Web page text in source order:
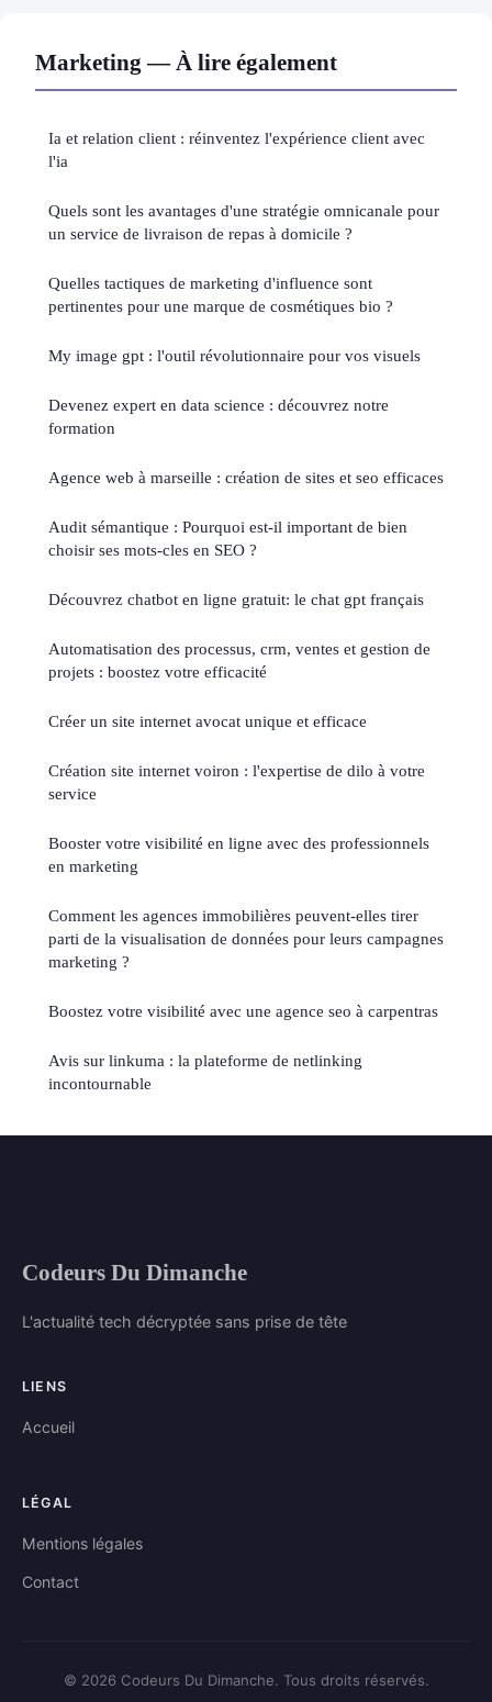
Marketing — À lire également
Ia et relation client : réinventez l'expérience client avec
l'ia
Quels sont les avantages d'une stratégie omnicanale pour
un service de livraison de repas à domicile ?
Quelles tactiques de marketing d'influence sont
pertinentes pour une marque de cosmétiques bio ?
My image gpt : l'outil révolutionnaire pour vos visuels
Devenez expert en data science : découvrez notre
formation
Agence web à marseille : création de sites et seo efficaces
Audit sémantique : Pourquoi est-il important de bien
choisir ses mots-cles en SEO ?
Découvrez chatbot en ligne gratuit: le chat gpt français
Automatisation des processus, crm, ventes et gestion de
projets : boostez votre efficacité
Créer un site internet avocat unique et efficace
Création site internet voiron : l'expertise de dilo à votre
service
Booster votre visibilité en ligne avec des professionnels
en marketing
Comment les agences immobilières peuvent-elles tirer
parti de la visualisation de données pour leurs campagnes
marketing ?
Boostez votre visibilité avec une agence seo à carpentras
Avis sur linkuma : la plateforme de netlinking
incontournable
Codeurs Du Dimanche
L'actualité tech décryptée sans prise de tête
LIENS
Accueil
LÉGAL
Mentions légales
Contact
© 2026 Codeurs Du Dimanche. Tous droits réservés.